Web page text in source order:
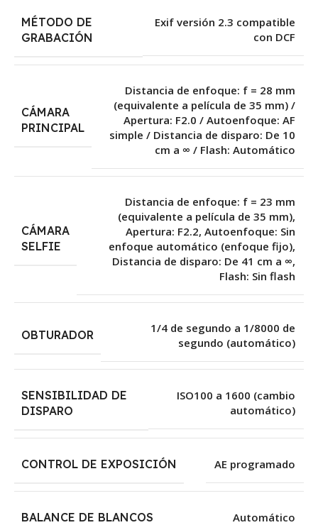
MÉTODO DE
GRABACIÓN
Exif versión 2.3 compatible
con DCF
CÁMARA
PRINCIPAL
Distancia de enfoque: f = 28 mm
(equivalente a película de 35 mm) /
Apertura: F2.0 / Autoenfoque: AF
simple / Distancia de disparo: De 10
cm a ∞ / Flash: Automático
CÁMARA
SELFIE
Distancia de enfoque: f = 23 mm
(equivalente a película de 35 mm),
Apertura: F2.2, Autoenfoque: Sin
enfoque automático (enfoque fijo),
Distancia de disparo: De 41 cm a ∞,
Flash: Sin flash
OBTURADOR
1/4 de segundo a 1/8000 de
segundo (automático)
SENSIBILIDAD DE
DISPARO
ISO100 a 1600 (cambio
automático)
CONTROL DE EXPOSICIÓN AE programado
BALANCE DE BLANCOS Automático